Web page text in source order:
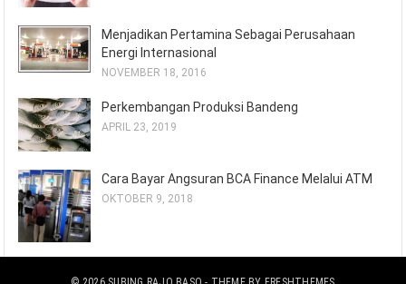
Menjadikan Pertamina Sebagai Perusahaan
Energi Internasional
NOVEMBER 18, 2016
Perkembangan Produksi Bandeng
APRIL 23, 2019
Cara Bayar Angsuran BCA Finance Melalui ATM
OKTOBER 9, 2018